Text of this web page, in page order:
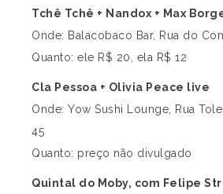
Tchê Tchê + Nandox + Max
Onde: Balacobaco Bar, Rua do
Quanto: ele R$ 20, ela R$ 12
Cla Pessoa + Olivia Peace live
Onde: Yow Sushi Lounge, Rua
45
Quanto: preço não divulgado
Quintal do Moby, com Felipe